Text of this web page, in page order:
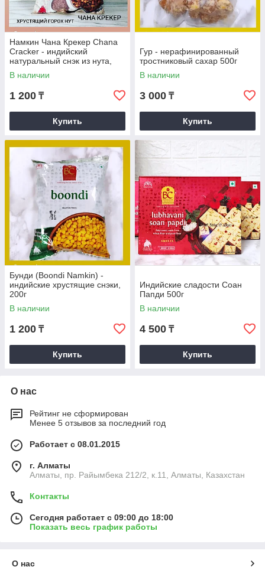
Намкин Чана Крекер Chana
Cracker - индийский
натуральный снэк из нута,
200 гр
В наличии
1 200 ₸
Купить
Гур - нерафинированный
тростниковый сахар 500г
В наличии
3 000 ₸
Купить
Бунди (Boondi Namkin) -
индийские хрустящие снэки,
200г
В наличии
1 200 ₸
Купить
Индийские сладости Соан
Папди 500г
В наличии
4 500 ₸
Купить
О нас
Рейтинг не сформирован
Менее 5 отзывов за последний год
Работает с 08.01.2015
г. Алматы
Алматы, пр. Райымбека 212/2, к.11, Алматы, Казахстан
Контакты
Сегодня работает с 09:00 до 18:00
Показать весь график работы
О нас